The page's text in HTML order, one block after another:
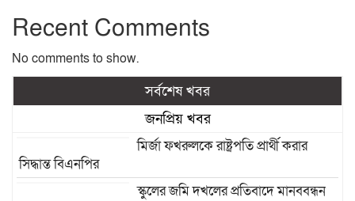
Recent Comments
No comments to show.
সর্বশেষ খবর
জনপ্রিয় খবর
মির্জা ফখরুলকে রাষ্ট্রপতি প্রার্থী করার
সিদ্ধান্ত বিএনপির
স্কুলের জমি দখলের প্রতিবাদে মানববন্ধন